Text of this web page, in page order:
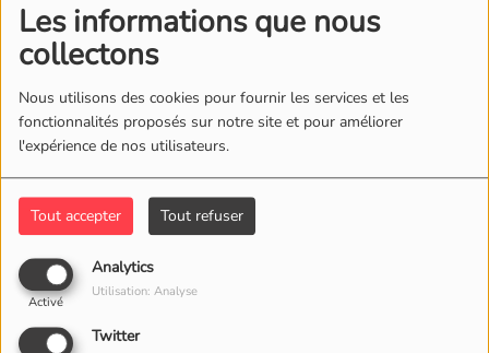
Les informations que nous
collectons
Nous utilisons des cookies pour fournir les services et les
fonctionnalités proposés sur notre site et pour améliorer
l'expérience de nos utilisateurs.
Tout accepter Tout refuser
Analytics
Activé
Utilisation: Analyse
Twitter
20 août 2025 - 2208 vues
L'enseigne But s'engage dans une transformation digitale
majeure en Guadeloupe, avec une modernisation
complète de ses magasins à Valkaners et Gourbeyre.
expérience d'achat innovante et adaptée aux besoins
actuels des consommateurs antillais.